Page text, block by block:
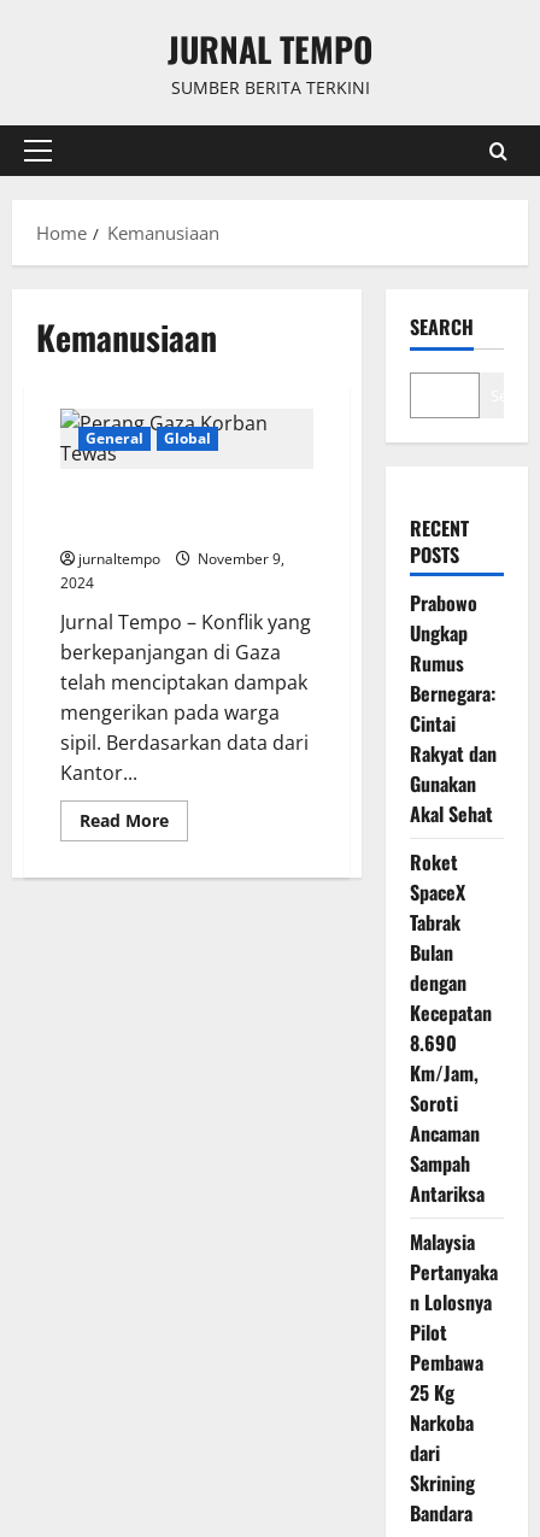
JURNAL TEMPO
SUMBER BERITA TERKINI
Primary
Home
Kemanusiaan
Kemanusiaan
General Global
jurnaltempo
November 9,
2024
Jurnal Tempo – Konflik yang
berkepanjangan di Gaza
telah menciptakan dampak
mengerikan pada warga
sipil. Berdasarkan data dari
Kantor...
Read MoreRead
more
Gaza
SEARCH
RECENT
POSTS
Prabowo
Ungkap
Rumus
Bernegara:
Cintai
Rakyat dan
Gunakan
Akal Sehat
Roket
SpaceX
Tabrak
Bulan
dengan
Kecepatan
8.690
Km/Jam,
Soroti
Ancaman
Sampah
Antariksa
Malaysia
Pertanyaka
n Lolosnya
Pilot
Pembawa
25 Kg
Narkoba
dari
Skrining
Bandara